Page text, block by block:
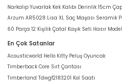
Narkalıp Yuvarlak Kek Kalıbı Derinlik 15cm
Arzum AR5028 Lisa XL Saç Maşası Seramik
60 Parça 12 Kişilik Çatal Kaşık Seti Hasır Model
En Çok Satanlar
Acousticworld Hello Kitty Peluş Oyuncak
Timberback Core Sırt Çantası
Timberland Tdwgf2183201 Kol Saati